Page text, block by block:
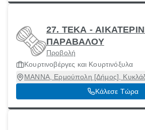
27. ΤΕΚΑ -
ΠΑΡΑΒΑΛΟΥ
Προβολή
Κουρτινοβέργες και Κουρτινόξυλα
ΜΑΝΝΑ, Ερμούπολη [Δήμος],
Κάλεσε Τώρα